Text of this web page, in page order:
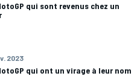
qui sont revenus chez un
2023
qui ont un virage à leur nom